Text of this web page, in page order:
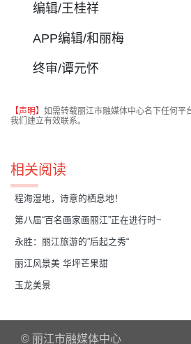
编辑/王桂祥
APP编辑/和丽梅
终审/谭元怀
【声明】 如需转载丽江市融媒体中心名下任何平
我们建立有效联系。
相关阅读
程海湿地，诗意的栖息地！
第八届“百名画家画丽江”正在进行时~
永胜：丽江旅游的”后起之秀“
丽江风景美 华坪芒果甜
玉龙美景
© 丽江市融媒体中心